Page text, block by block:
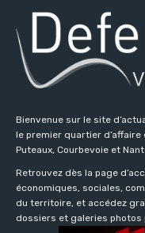
Bienvenue sur le site
le premier quartier
Puteaux, Courbevoie et
Retrouvez dès la page
économiques, sociales,
du territoire, et accédez
dossiers et galeries photos